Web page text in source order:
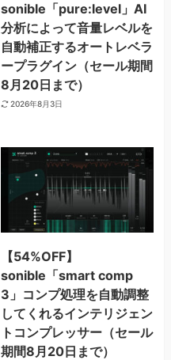
sonible「pure:level」AI
分析によって音量レベルを
自動補正するオートレベラ
ープラグイン（セール期間
8月20日まで）
2026年8月3日
【54%OFF】
sonible「smart comp
3」コンプ処理を自動調整
してくれるインテリジェン
トコンプレッサー（セール
期間8月20日まで）